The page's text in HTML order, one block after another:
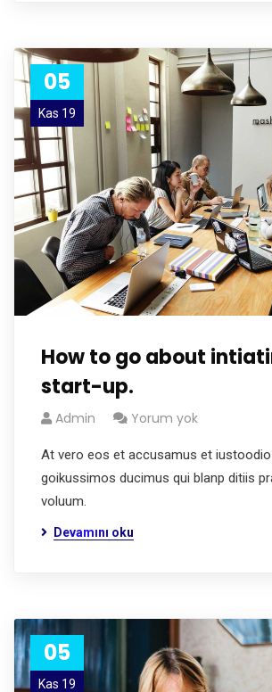
05
Kas 19
How to go about
start-up.
Admin Yorum yok
At vero eos et accusamus et iustoodio
goikussimos ducimus qui blanp ditiis
voluum.
Devamını oku
05
Kas 19